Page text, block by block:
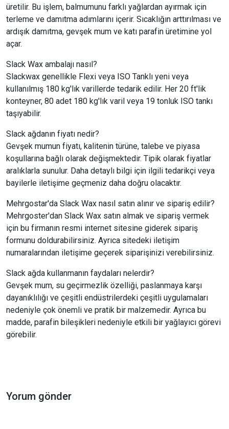
üretilir. Bu işlem, balmumunu farklı yağlardan ayırmak için
terleme ve damıtma adımlarını içerir. Sıcaklığın arttırılması ve
ardışık damıtma, gevşek mum ve katı parafin üretimine yol
açar.
Slack Wax ambalajı nasıl?
Slackwax genellikle Flexi veya ISO Tanklı yeni veya
kullanılmış 180 kg'lık varillerde tedarik edilir. Her 20 ft'lik
konteyner, 80 adet 180 kg'lık varil veya 19 tonluk ISO tankı
taşıyabilir.
Slack ağdanın fiyatı nedir?
Gevşek mumun fiyatı, kalitenin türüne, talebe ve piyasa
koşullarına bağlı olarak değişmektedir. Tipik olarak fiyatlar
aralıklarla sunulur. Daha detaylı bilgi için ilgili tedarikçi veya
bayilerle iletişime geçmeniz daha doğru olacaktır.
Mehrgostar'da Slack Wax nasıl satın alınır ve sipariş edilir?
Mehrgoster'dan Slack Wax satın almak ve sipariş vermek
için bu firmanın resmi internet sitesine giderek sipariş
formunu doldurabilirsiniz. Ayrıca sitedeki iletişim
numaralarından iletişime geçerek siparişinizi verebilirsiniz.
Slack ağda kullanmanın faydaları nelerdir?
Gevşek mum, su geçirmezlik özelliği, paslanmaya karşı
dayanıklılığı ve çeşitli endüstrilerdeki çeşitli uygulamaları
nedeniyle çok önemli ve pratik bir malzemedir. Ayrıca bu
madde, parafin bileşikleri nedeniyle etkili bir yağlayıcı görevi
görebilir.
Yorum gönder